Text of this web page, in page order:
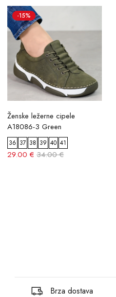
-15%
Ženske ležerne cipele
A18086-3 Green
36 37 38 39 40 41
29.00 € 34.00 €
Brza dostava